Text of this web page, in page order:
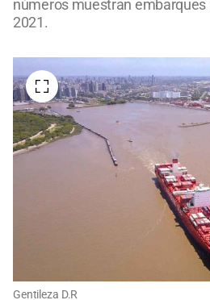
números muestran embarques
2021.
Gentileza D.R